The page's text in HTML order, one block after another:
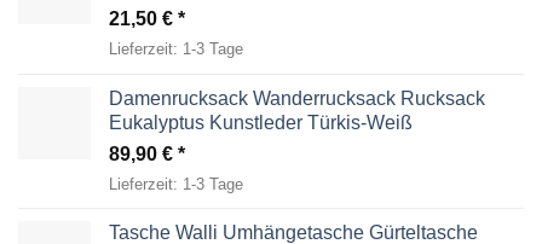
21,50 €
Lieferzeit: 1-3 Tage
Damenrucksack Wanderrucksack Rucksack
Eukalyptus Kunstleder Türkis-Weiß
89,90 €
Lieferzeit: 1-3 Tage
Tasche Walli Umhängetasche Gürteltasche